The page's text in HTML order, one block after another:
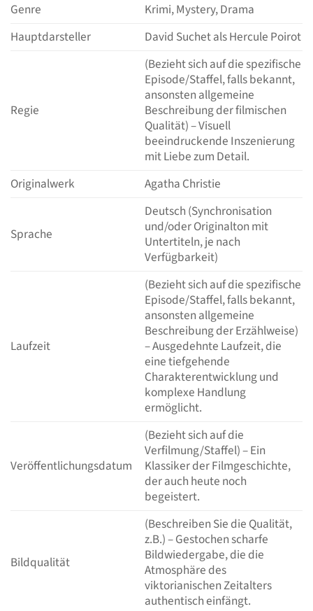
Genre
Krimi, Mystery, Drama
Hauptdarsteller
David Suchet als Hercule Poirot
Regie
(Bezieht sich auf die spezifische
Episode/Staffel, falls bekannt,
ansonsten allgemeine
Beschreibung der filmischen
Qualität) – Visuell
beeindruckende Inszenierung
mit Liebe zum Detail.
Originalwerk
Agatha Christie
Sprache
Deutsch (Synchronisation
und/oder Originalton mit
Untertiteln, je nach
Verfügbarkeit)
Laufzeit
(Bezieht sich auf die spezifische
Episode/Staffel, falls bekannt,
ansonsten allgemeine
Beschreibung der Erzählweise)
– Ausgedehnte Laufzeit, die
eine tiefgehende
Charakterentwicklung und
komplexe Handlung
ermöglicht.
Veröffentlichungsdatum
(Bezieht sich auf die
Verfilmung/Staffel) – Ein
Klassiker der Filmgeschichte,
der auch heute noch
begeistert.
Bildqualität
(Beschreiben Sie die Qualität,
z.B.) – Gestochen scharfe
Bildwiedergabe, die die
Atmosphäre des
viktorianischen Zeitalters
authentisch einfängt.